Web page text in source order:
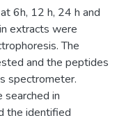
6h, 12 h, 24 h and
extracts were
The
and the peptides
spectrometer.
in
the identified